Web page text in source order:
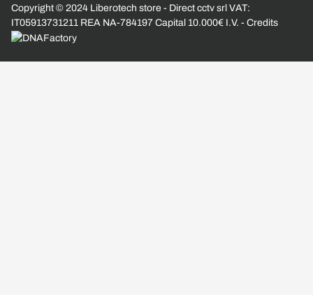
Copyright © 2024 Liberotech store - Direct cctv srl VAT:
IT05913731211 REA NA-784197 Capital 10.000€ I.V. - Credits